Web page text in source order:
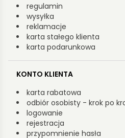
regulamin
wysyłka
reklamacje
karta stałego klienta
karta podarunkowa
KONTO KLIENTA
karta rabatowa
odbiór osobisty - krok po
logowanie
rejestracja
przypomnienie hasła